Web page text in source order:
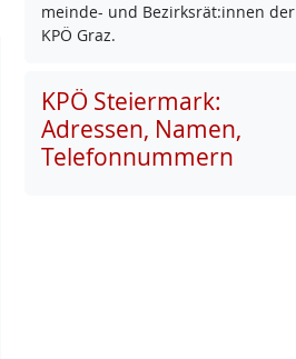
mein­de- und Be­zirks­rät:in­nen der
KPÖ Graz.
KPÖ Steiermark:
Adressen, Namen,
Telefonnummern